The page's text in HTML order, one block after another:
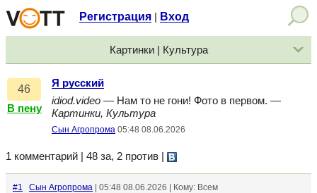
Регистрация Вход
Картинки | Культура
46
В пену
Я русский
idiod.video — Нам то не гони! Фото в первом. —
Картинки, Культура
Сын Агропрома 05:48 08.06.2026
1 комментарий | 48 за, 2 против
#1 Сын Агропрома | 05:48 08.06.2026 | Кому: Всем